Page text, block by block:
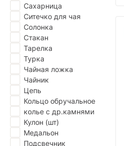
Сахарница
Ситечко для чая
Солонка
Стакан
Тарелка
Турка
Чайная ложка
Чайник
Цепь
Кольцо обручальное
колье с др.камнями
Кулон (шт)
Медальон
Подсвечник